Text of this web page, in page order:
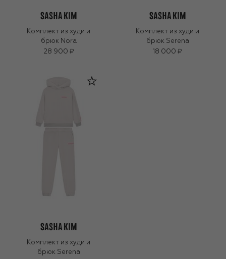
Комплект из худи и
брюк Nora
28 900 ₽
Комплект из худи и
брюк Serena
18 000 ₽
Комплект из худи и
брюк Serena